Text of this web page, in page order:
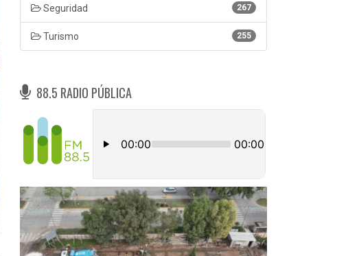
267
Seguridad
255
Turismo
88.5 RADIO PÚBLICA